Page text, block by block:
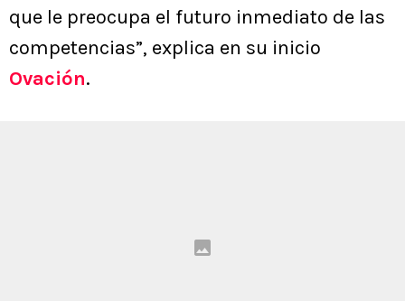
que le preocupa el futuro inmediato de las
competencias”, explica en su inicio
Ovación.